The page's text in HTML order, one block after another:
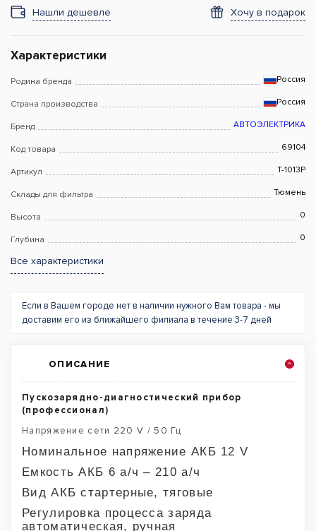
Нашли дешевле Хочу в подарок
Характеристики
Родина бренда Россия
Страна производства Россия
Бренд АВТОЭЛЕКТРИКА
Код товара 69104
Артикул Т-1013Р
Склады для фильтра Тюмень
Высота 0
Глубина 0
Все характеристики
Если в Вашем городе нет в наличии нужного Вам товара - мы
доставим его из ближайшего филиала в течение 3-7 дней
ОПИСАНИЕ
Пускозарядно-диагностический прибор
(профессионал)
Напряжение сети 220 V / 50 Гц
Номинальное напряжение АКБ 12 V
Емкость АКБ 6 а/ч – 210 а/ч
Вид АКБ стартерные, тяговые
Регулировка процесса заряда
автоматическая, ручная